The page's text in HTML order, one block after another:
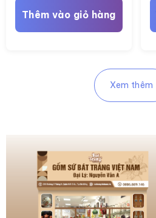
Thêm vào giỏ hàng
Xem thêm